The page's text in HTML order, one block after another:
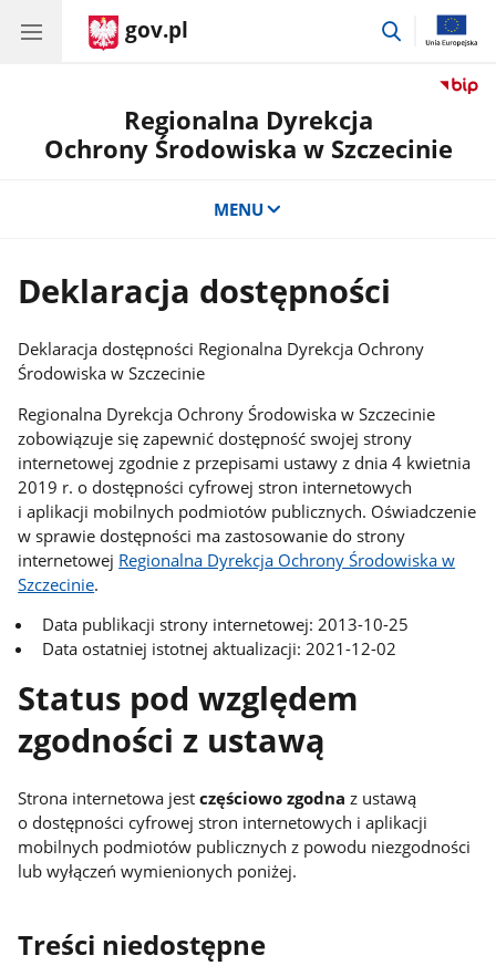
gov.pl
przejdź
Regionalna Dyrekcja
Ochrony Środowiska w Szczecinie
MENU
Deklaracja dostępności
Deklaracja dostępności Regionalna Dyrekcja Ochrony
Środowiska w Szczecinie
Regionalna Dyrekcja Ochrony Środowiska w Szczecinie
zobowiązuje się zapewnić dostępność swojej strony
internetowej zgodnie z przepisami ustawy z dnia 4 kwietnia
2019 r. o dostępności cyfrowej stron internetowych
i aplikacji mobilnych podmiotów publicznych. Oświadczenie
w sprawie dostępności ma zastosowanie do strony
internetowej Regionalna Dyrekcja Ochrony Środowiska w
Szczecinie.
Data publikacji strony internetowej: 2013-10-25
Data ostatniej istotnej aktualizacji: 2021-12-02
Status pod względem
zgodności z ustawą
Strona internetowa jestczęściowo zgodna z ustawą
o dostępności cyfrowej stron internetowych i aplikacji
mobilnych podmiotów publicznych z powodu niezgodności
lub wyłączeń wymienionych poniżej.
Treści niedostępne